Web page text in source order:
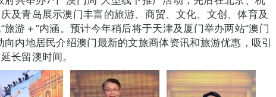
及青岛展示澳门丰富的旅游、商贸、文化、文创、体育及
游＋”内涵。预计今年稍后将于天津及厦门举办两站“澳门
向内地居民介绍澳门最新的文旅商体资讯和旅游优惠，吸引
长留澳时间。